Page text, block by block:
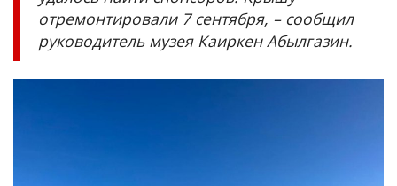
отремонтировали 7 сентября, – сообщил
руководитель музея Каиркен Абылгазин.